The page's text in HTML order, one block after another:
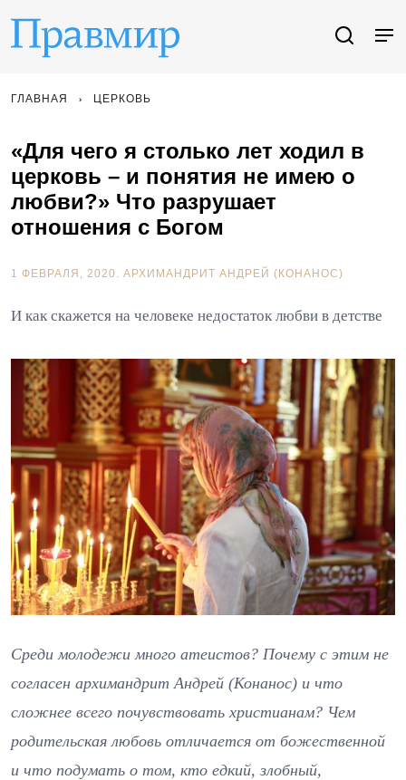
ГЛАВНАЯ ЦЕРКОВЬ
«Для чего я столько лет ходил в
церковь – и понятия не имею о
любви?» Что разрушает
отношения с Богом
1 ФЕВРАЛЯ, 2020. АРХИМАНДРИТ АНДРЕЙ (КОНАНОС)
И как скажется на человеке недостаток любви в детстве
Среди молодежи много атеистов? Почему с этим не
согласен архимандрит Андрей (Конанос) и что
сложнее всего почувствовать христианам? Чем
родительская любовь отличается от божественной
и что подумать о том, кто едкий, злобный,